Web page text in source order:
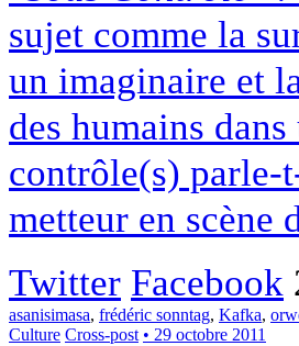
sujet comme la
un imaginaire et
des humains
contrôle(s) parle-
metteur en scène
Twitter Facebook
asanisimasa, frédéric sonntag, Kafka,
Culture Cross-post • 29 octobre 2011